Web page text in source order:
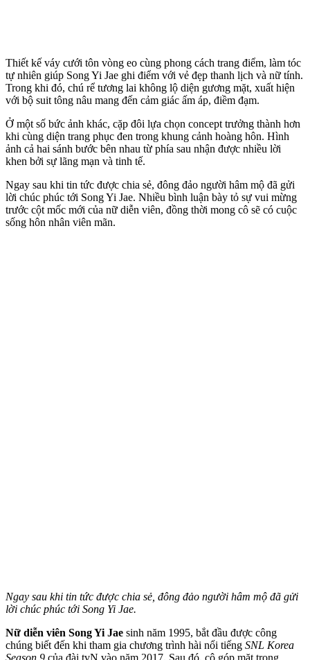
Thiết kế váy cưới tôn vòng eo cùng phong cách trang điểm, làm tóc
tự nhiên giúp Song Yi Jae ghi điểm với vẻ đẹp thanh lịch và nữ tính.
Trong khi đó, chú rể tương lai không lộ diện gương mặt, xuất hiện
với bộ suit tông nâu mang đến cảm giác ấm áp, điềm đạm.
Ở một số bức ảnh khác, cặp đôi lựa chọn concept trưởng thành hơn
khi cùng diện trang phục đen trong khung cảnh hoàng hôn. Hình
ảnh cả hai sánh bước bên nhau từ phía sau nhận được nhiều lời
khen bởi sự lãng mạn và tinh tế.
Ngay sau khi tin tức được chia sẻ, đông đảo người hâm mộ đã gửi
lời chúc phúc tới Song Yi Jae. Nhiều bình luận bày tỏ sự vui mừng
trước cột mốc mới của nữ diễn viên, đồng thời mong cô sẽ có cuộc
sống hôn nhân viên mãn.
Ngay sau khi tin tức được chia sẻ, đông đảo người hâm mộ đã gửi
lời chúc phúc tới Song Yi Jae.
Nữ diễn viên Song Yi Jae sinh năm 1995, bắt đầu được công
chúng biết đến khi tham gia chương trình hài nổi tiếng SNL Korea
Season 9 của đài tvN vào năm 2017. Sau đó, cô góp mặt trong